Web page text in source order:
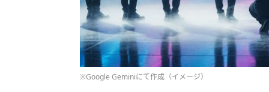
※Google Geminiにて作成（イメージ）